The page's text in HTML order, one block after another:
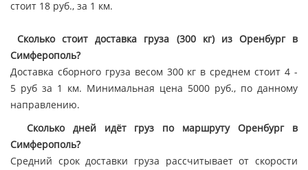
стоит 18 руб., за 1 км.
Сколько стоит доставка груза (300 кг) из Оренбург в
Симферополь?
Доставка сборного груза весом 300 кг в среднем стоит 4 -
5 руб за 1 км. Минимальная цена 5000 руб., по данному
направлению.
Сколько дней идёт груз по маршруту Оренбург в
Симферополь?
Средний срок доставки груза рассчитывает от скорости